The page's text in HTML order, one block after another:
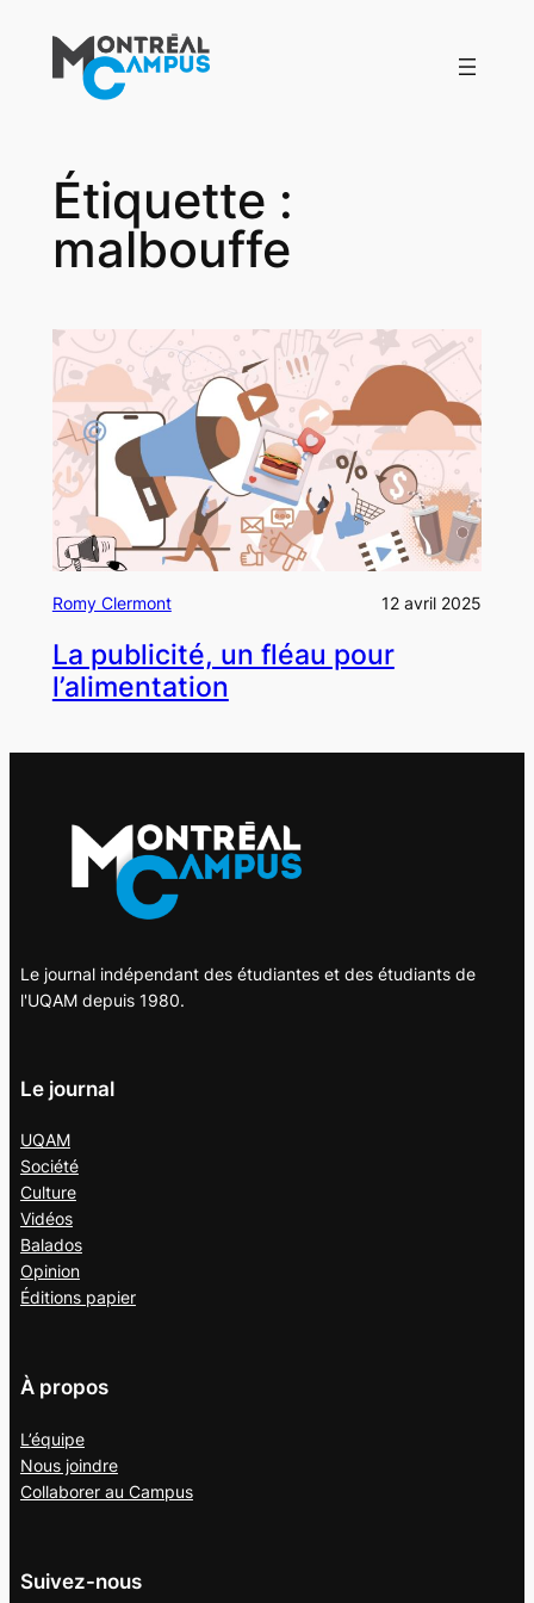
contenu
Étiquette :
malbouffe
Romy Clermont 12 avril 2025
La publicité, un fléau pour
l’alimentation
Le journal indépendant des étudiantes et des étudiants de
l'UQAM depuis 1980.
Le journal
UQAM
Société
Culture
Vidéos
Balados
Opinion
Éditions papier
À propos
L’équipe
Nous joindre
Collaborer au Campus
Suivez-nous